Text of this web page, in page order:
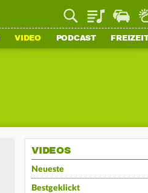
Playlist
VIDEO PODCAST
VIDEOS
Neueste
Bestgeklickt